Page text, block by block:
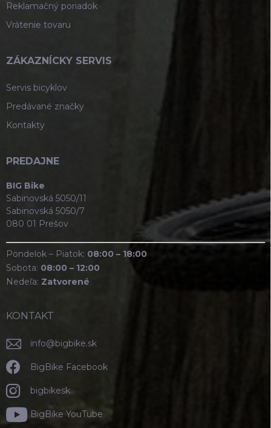
Reklamačný poriadok
Vrátenie tovaru
ZÁKAZNÍCKY SERVIS
Servis bicyklov
Predávané značky
Kontakty
PREDAJNE
BIG Bike
Sabinovská 5050/11
Sabinovská 5050/7
080 01 Prešov
Pondelok – Piatok: 08:00 – 18:00
Sobota: 08:00 – 12:00
Nedeľa: Zatvorené
KONTAKT
info@bigbike.sk
BigBike Facebook
bigbikesk
BigBike YouTube